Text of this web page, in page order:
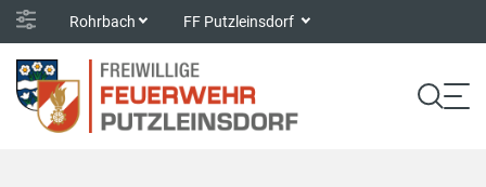
Rohrbach FF Putzleinsdorf